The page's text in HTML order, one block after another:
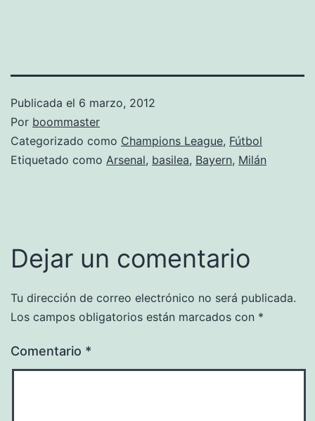
Publicada el 6 marzo, 2012
Por boommaster
Categorizado como Champions League, Fútbol
Etiquetado como Arsenal, basilea, Bayern, Milán
Dejar un comentario
Tu dirección de correo electrónico no será publicada.
Los campos obligatorios están marcados con *
Comentario *